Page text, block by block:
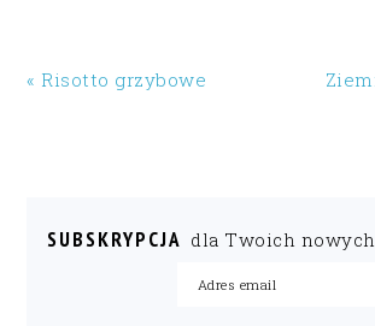
« Risotto grzybowe
SUBSKRYPCJA dla Twoich